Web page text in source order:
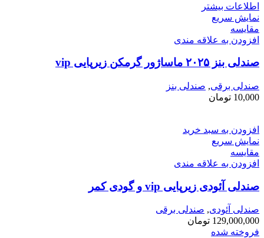
اطلاعات بیشتر
نمایش سریع
مقايسه
افزودن به علاقه مندی
صندلی بنز ۲۰۲۵ ماساژور گرمکن زیرپایی vip
صندلی برقی, صندلی بنز
10,000 تومان
افزودن به سبد خرید
نمایش سریع
مقايسه
افزودن به علاقه مندی
صندلی آئودی زیرپایی vip و گودی کمر
صندلی آئودی, صندلی برقی
129,000,000 تومان
فروخته شده